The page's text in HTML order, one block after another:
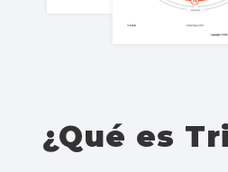
¿Qué es